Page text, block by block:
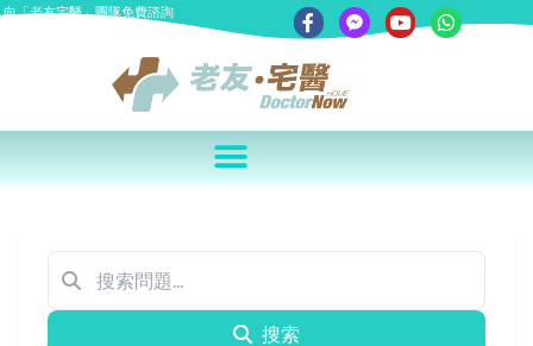
向「老友宅醫」團隊免費諮詢
搜索